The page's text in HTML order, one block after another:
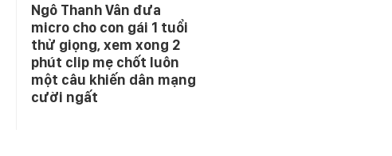
Ngô Thanh Vân đưa
micro cho con gái 1 tuổi
thử giọng, xem xong 2
phút clip mẹ chốt luôn
một câu khiến dân mạng
cười ngất